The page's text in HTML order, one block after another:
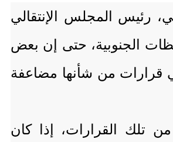
رئيس المجلس الإنتقالي
الجنوبية، حتى إن بعض
قرارات من شأنها مضاعفة
من تلك القرارات، إذا كان